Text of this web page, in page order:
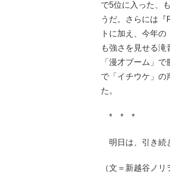
で5位に入った、
うだ。さらには
トに加え、今年
も強さを見せる
「漫才ブーム」
で「イチウケ」の
た。
* * *
明日は、引き続
（文＝新越谷ノリ